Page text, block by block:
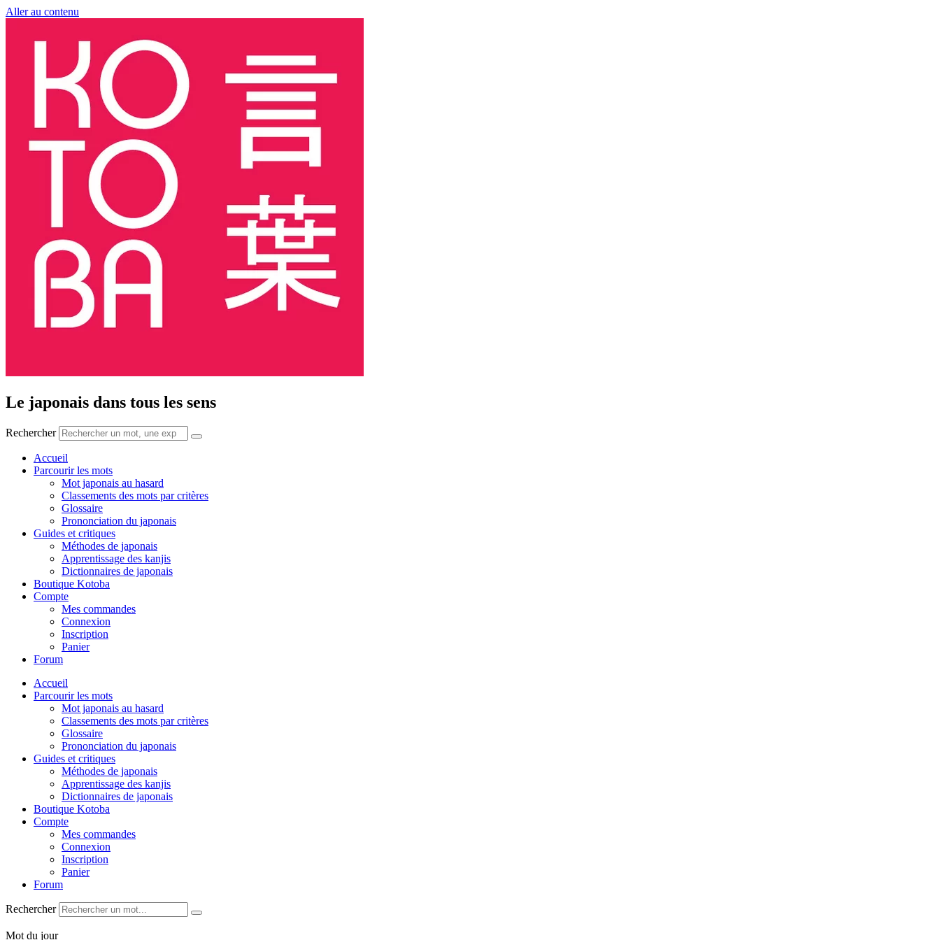
Aller au contenu
Le japonais dans tous les sens
Rechercher
Accueil
Parcourir les mots
Mot japonais au hasard
Classements des mots par critères
Glossaire
Prononciation du japonais
Guides et critiques
Méthodes de japonais
Apprentissage des kanjis
Dictionnaires de japonais
Boutique Kotoba
Compte
Mes commandes
Connexion
Inscription
Panier
Forum
Accueil
Parcourir les mots
Mot japonais au hasard
Classements des mots par critères
Glossaire
Prononciation du japonais
Guides et critiques
Méthodes de japonais
Apprentissage des kanjis
Dictionnaires de japonais
Boutique Kotoba
Compte
Mes commandes
Connexion
Inscription
Panier
Forum
Rechercher
Mot du jour